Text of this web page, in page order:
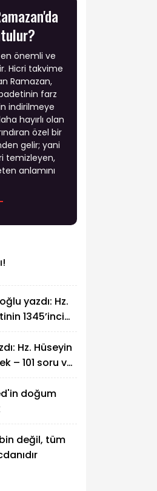
önemli ve
Hicri takvime
Ramazan,
farz
indirilmeye
hayırlı olan
özel bir
gelir; yani
temizleyen,
anlamını
yazdı: Hz.
1345’inci
Hz. Hüseyin
– 101 soru ve
doğum
değil, tüm